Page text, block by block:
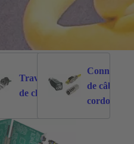
7125
Traversées
de cloison
517
de câble et
cordons